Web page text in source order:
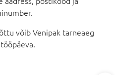
võib Venipak tarneaeg